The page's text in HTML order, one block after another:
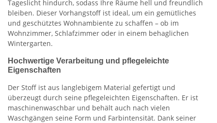
Tageslicht hindurch, sodass Ihre Räume hell und freundlich
bleiben. Dieser Vorhangstoff ist ideal, um ein gemütliches
und geschütztes Wohnambiente zu schaffen – ob im
Wohnzimmer, Schlafzimmer oder in einem behaglichen
Wintergarten.
Hochwertige Verarbeitung und pflegeleichte
Eigenschaften
Der Stoff ist aus langlebigem Material gefertigt und
überzeugt durch seine pflegeleichten Eigenschaften. Er ist
maschinenwaschbar und behält auch nach vielen
Waschgängen seine Form und Farbintensität. Dank seiner